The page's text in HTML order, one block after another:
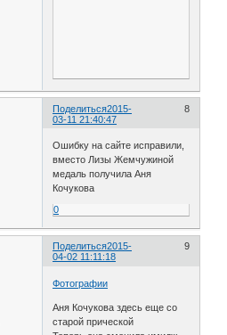
Поделиться 8
2015-
03-11 21:40:47
Ошибку на сайте исправили,
вместо Лизы Жемчужиной
медаль получила Аня
Кочукова
0
Поделиться 9
2015-
04-02 11:11:18
Фотографии
Аня Кочукова здесь еще со
старой прической